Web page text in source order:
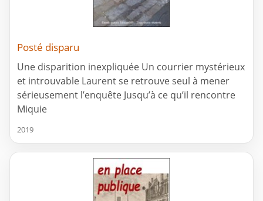
Posté disparu
Une disparition inexpliquée Un courrier mystérieux
et introuvable Laurent se retrouve seul à mener
sérieusement l’enquête Jusqu’à ce qu’il rencontre
Miquie
2019